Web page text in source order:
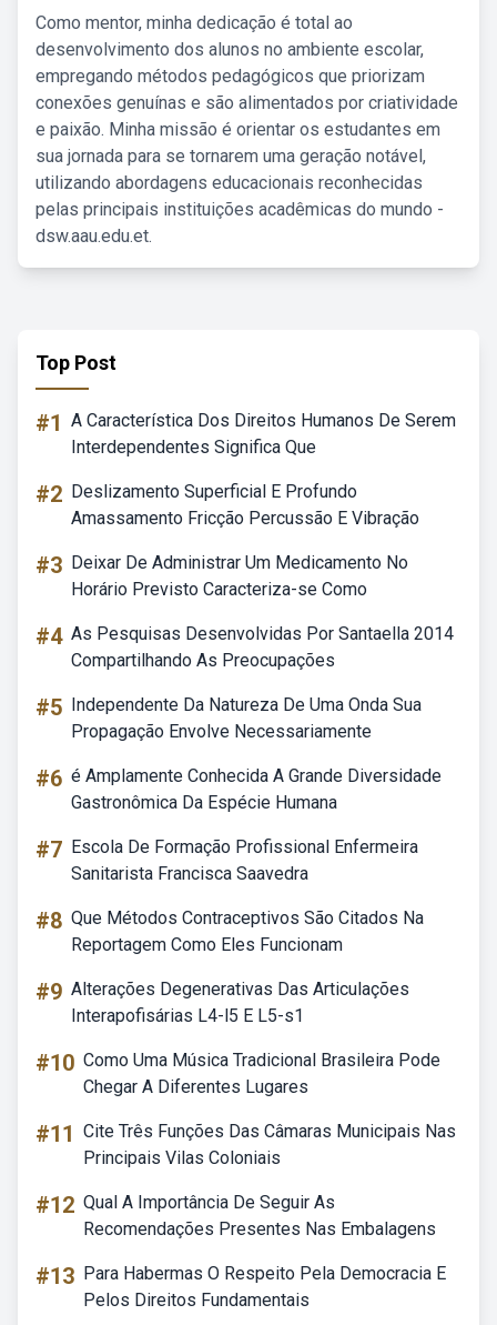
Como mentor, minha dedicação é total ao
desenvolvimento dos alunos no ambiente escolar,
empregando métodos pedagógicos que priorizam
conexões genuínas e são alimentados por criatividade
e paixão. Minha missão é orientar os estudantes em
sua jornada para se tornarem uma geração notável,
utilizando abordagens educacionais reconhecidas
pelas principais instituições acadêmicas do mundo -
dsw.aau.edu.et.
Top Post
#1 A Característica Dos Direitos Humanos De Serem
Interdependentes Significa Que
#2 Deslizamento Superficial E Profundo
Amassamento Fricção Percussão E Vibração
#3 Deixar De Administrar Um Medicamento No
Horário Previsto Caracteriza-se Como
#4 As Pesquisas Desenvolvidas Por Santaella 2014
Compartilhando As Preocupações
#5 Independente Da Natureza De Uma Onda Sua
Propagação Envolve Necessariamente
#6 é Amplamente Conhecida A Grande Diversidade
Gastronômica Da Espécie Humana
#7 Escola De Formação Profissional Enfermeira
Sanitarista Francisca Saavedra
#8 Que Métodos Contraceptivos São Citados Na
Reportagem Como Eles Funcionam
#9 Alterações Degenerativas Das Articulações
Interapofisárias L4-l5 E L5-s1
#10 Como Uma Música Tradicional Brasileira Pode
Chegar A Diferentes Lugares
#11 Cite Três Funções Das Câmaras Municipais Nas
Principais Vilas Coloniais
#12 Qual A Importância De Seguir As
Recomendações Presentes Nas Embalagens
#13 Para Habermas O Respeito Pela Democracia E
Pelos Direitos Fundamentais